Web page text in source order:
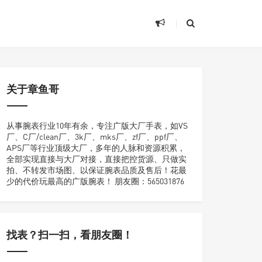
关于章鱼哥
从事腕表行业10年有余，专注广版大厂手表，如VS
厂、C厂/clean厂、3k厂、mks厂、zf厂、ppf厂、
APS厂等行业顶级大厂，多年的人脉和资源积累，
全部实现直接与大厂对接，直接把控货源、只做实
拍、不转发市场图、以保证腕表品质及售后！花最
少的代价玩最高的广版腕表！ 朋友圈：565031876
找表？扫一扫，看朋友圈！